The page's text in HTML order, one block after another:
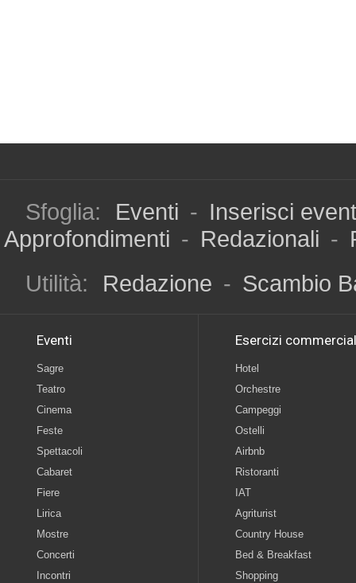
Sfoglia: Eventi - Inserisci
Approfondimenti - Redazionali -
Utilità:
Redazione - Scambio
Eventi
Sagre
Teatro
Cinema
Feste
Spettacoli
Cabaret
Fiere
Lirica
Mostre
Concerti
Incontri
Esercizi
Hotel
Orchestre
Campeggi
Ostelli
Airbnb
Ristoranti
IAT
Agriturist
Country House
Bed & Breakfast
Shopping